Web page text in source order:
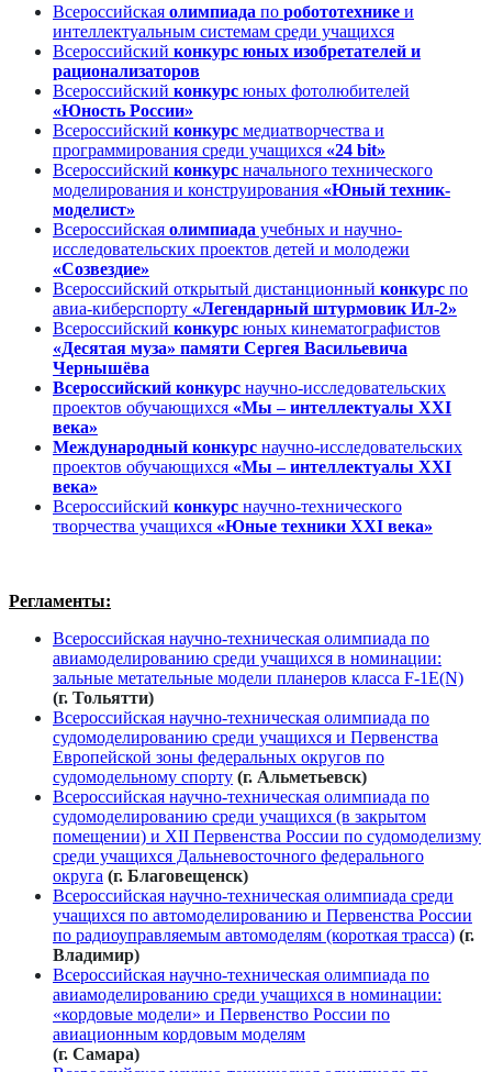
Всероссийская олимпиада по робототехнике и
интеллектуальным системам среди учащихся
Всероссийский конкурс юных изобретателей и
рационализаторов
Всероссийский конкурс юных фотолюбителей
«Юность России»
Всероссийский конкурс медиатворчества и
программирования среди учащихся «24 bit»
Всероссийский конкурс начального технического
моделирования и конструирования «Юный техник-
моделист»
Всероссийская олимпиада учебных и научно-
исследовательских проектов детей и молодежи
«Созвездие»
Всероссийский открытый дистанционный конкурс по
авиа-киберспорту «Легендарный штурмовик Ил-2»
Всероссийский конкурс юных кинематографистов
«Десятая муза» памяти Сергея Васильевича
Чернышёва
Всероссийский конкурс научно-исследовательских
проектов обучающихся «Мы – интеллектуалы XXI
века»
Международный конкурс научно-исследовательских
проектов обучающихся «Мы – интеллектуалы XXI
века»
Всероссийский конкурс научно-технического
творчества учащихся «Юные техники ХХI века»
Регламенты:
Всероссийская научно-техническая олимпиада по
авиамоделированию среди учащихся в номинации:
зальные метательные модели планеров класса F-1E(N)
(г. Тольятти)
Всероссийская научно-техническая олимпиада по
судомоделированию среди учащихся и Первенства
Европейской зоны федеральных округов по
судомодельному спорту (г. Альметьевск)
Всероссийская научно-техническая олимпиада по
судомоделированию среди учащихся (в закрытом
помещении) и XII Первенства России по судомоделизму
среди учащихся Дальневосточного федерального
округа (г. Благовещенск)
Всероссийская научно-техническая олимпиада среди
учащихся по автомоделированию и Первенства России
по радиоуправляемым автомоделям (короткая трасса) (г.
Владимир)
Всероссийская научно-техническая олимпиада по
авиамоделированию среди учащихся в номинации:
«кордовые модели» и Первенство России по
авиационным кордовым моделям
(г. Самара)